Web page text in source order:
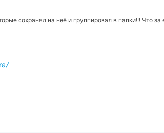
сохранял на неё и группировал в папки!!! Что за